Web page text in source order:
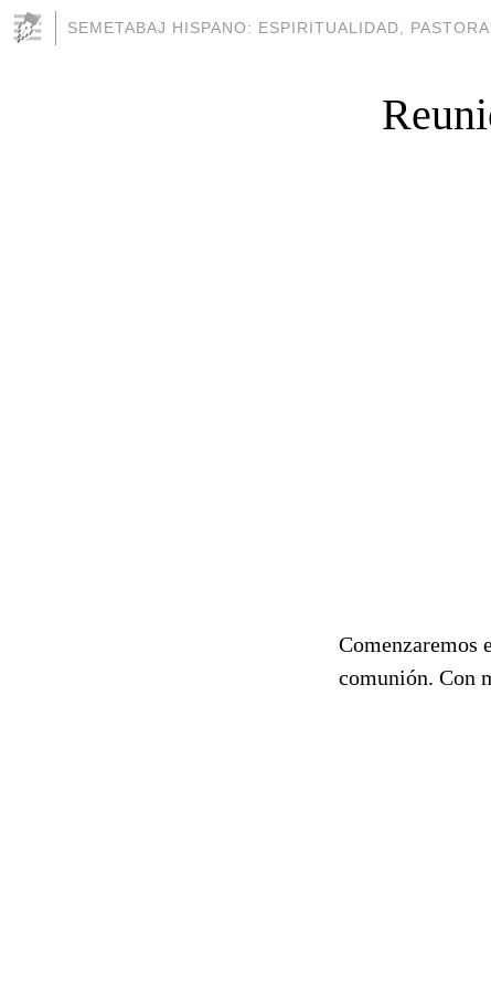
SEMETABAJ HISPANO: ESPIRITUALIDAD,
Comenzaremos
comunión. Con